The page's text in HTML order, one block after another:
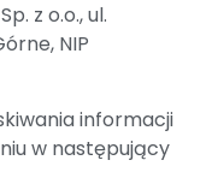
z o.o., ul.
NIP
informacji
w następujący